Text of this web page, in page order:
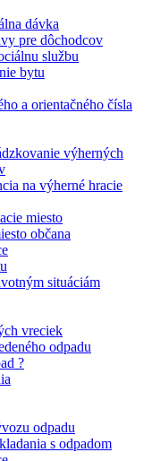
dávka
pre dôchodcov
službu
bytu
a orientačného čísla
výherných
na výherné hracie
miesto
občana
situáciám
vreciek
odpadu
?
odpadu
s odpadom